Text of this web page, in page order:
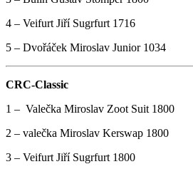
4 – Veifurt Jiří Sugrfurt 1716
5 – Dvořáček Miroslav Junior 1034
CRC-Classic
1 – Valečka Miroslav Zoot Suit 1800
2 – valečka Miroslav Kerswap 1800
3 – Veifurt Jiří Sugrfurt 1800